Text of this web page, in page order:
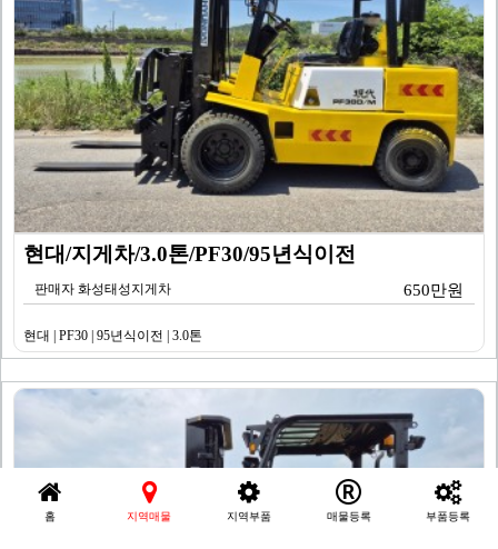
현대/지게차/3.0톤/PF30/95년식이전
판매자 화성태성지게차 650만원
현대 | PF30 | 95년식이전 | 3.0톤
홈 지역매물 지역부품 매물등록 부품등록